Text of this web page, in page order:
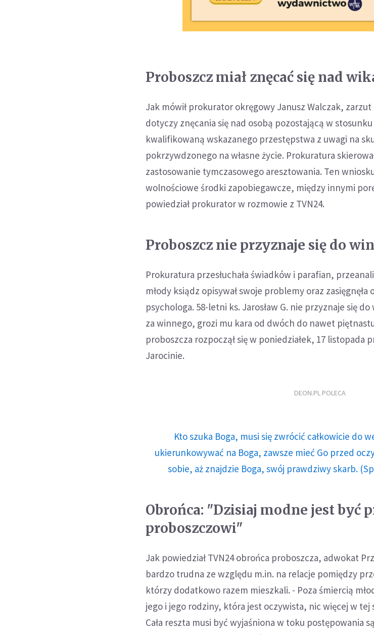
Proboszcz miał znęcać się nad
Jak mówił prokurator okręgowy Janusz Walczak,
dotyczy znęcania się nad osobą pozostającą w
kwalifikowaną wskazanego przestępstwa z uwagi na
pokrzywdzonego na własne życie. Prokuratura
zastosowanie tymczasowego aresztowania. Ten
wolnościowe środki zapobiegawcze, między innymi
powiedział prokurator w rozmowie z TVN24.
Proboszcz nie przyznaje się do
Prokuratura przesłuchała świadków i parafian,
młody ksiądz opisywał swoje problemy oraz zasięgnęła
psychologa. 58-letni ks. Jarosław G. nie przyznaje się
za winnego, grozi mu kara od dwóch do nawet
proboszcza rozpoczął się w poniedziałek, 17 listopada
Jarocinie.
DEON.PL POLECA
Kto szuka Boga, musi się zwrócić całkowicie do
ukierunkowywać na Boga, zawsze mieć Go przed
sobie, aż znajdzie Boga, swój prawdziwy skarb.
Obrońca: "Dzisiaj modne jest być
proboszczowi"
Jak powiedział TVN24 obrońca proboszcza, adwokat
bardzo trudna ze względu m.in. na relacje pomiędzy
którzy dodatkowo razem mieszkali. - Poza śmiercią
jego i jego rodziny, która jest oczywista, nic więcej w tej
Cała reszta musi być wyjaśniona w toku postępowania